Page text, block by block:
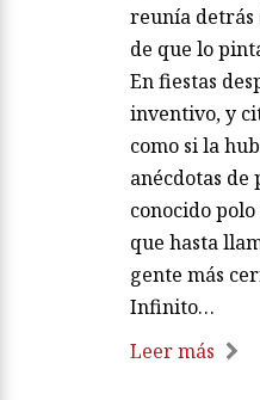
reunía detrás
de que lo
En fiestas
inventivo, y
como si la
anécdotas de
conocido
que hasta
gente más
Infinito…
Leer más